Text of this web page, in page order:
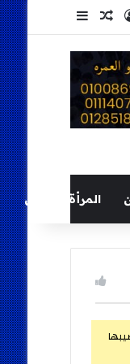
تسجيل الدخول
مقال عشوائي
إضافة عمود
المرأة والطفل